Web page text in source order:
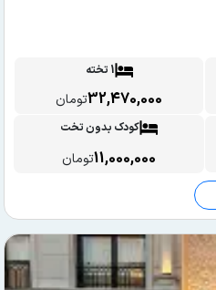
1 تخته
32,470,000تومان
کودک بدون تخت
11,000,000تومان